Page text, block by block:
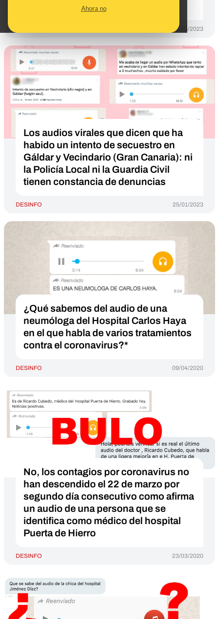
Ahora no
móvil para acceder a ellas
24/05/2023
Los audios virales que dicen que ha
habido un intento de secuestro en
Gáldar y Vecindario (Gran Canaria): ni
la Policía Local ni la Guardia Civil
tienen constancia de denuncias
DESINFO 25/01/2023
¿Qué sabemos del audio de una
neumóloga del Hospital Carlos Haya
en el que habla de varios tratamientos
contra el coronavirus?*
DESINFO 09/04/2020
No, los contagios por coronavirus no
han descendido el 22 de marzo por
segundo día consecutivo como afirma
un audio de una persona que se
identifica como médico del hospital
Puerta de Hierro
DESINFO 23/03/2020